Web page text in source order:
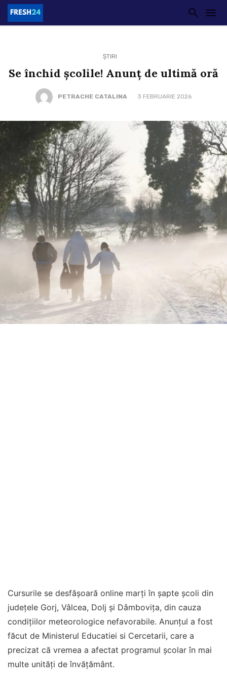
ȘTIRI
Se închid școlile! Anunț de ultimă oră
PETRACHE CATALINA 3 FEBRUARIE 2026
Cursurile se desfășoară online marți în șapte școli din
județele Gorj, Vâlcea, Dolj și Dâmbovița, din cauza
condițiilor meteorologice nefavorabile. Anunțul a fost
făcut de Ministerul Educatiei si Cercetarii, care a
precizat că vremea a afectat programul școlar în mai
multe unități de învățământ.